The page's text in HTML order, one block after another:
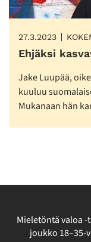
27.3.2023
Ehjäksi
Jake Luupää,
kuuluu
Mukanaan hän
Mieletöntä valoa
joukko 18–35-